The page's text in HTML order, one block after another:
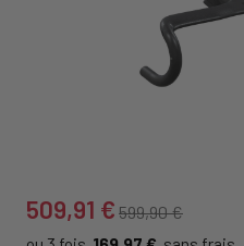
509,91 € 599,90 €